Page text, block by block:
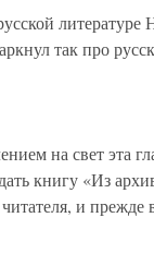
литературе
так про
на свет эта
книгу «Из
читателя, и